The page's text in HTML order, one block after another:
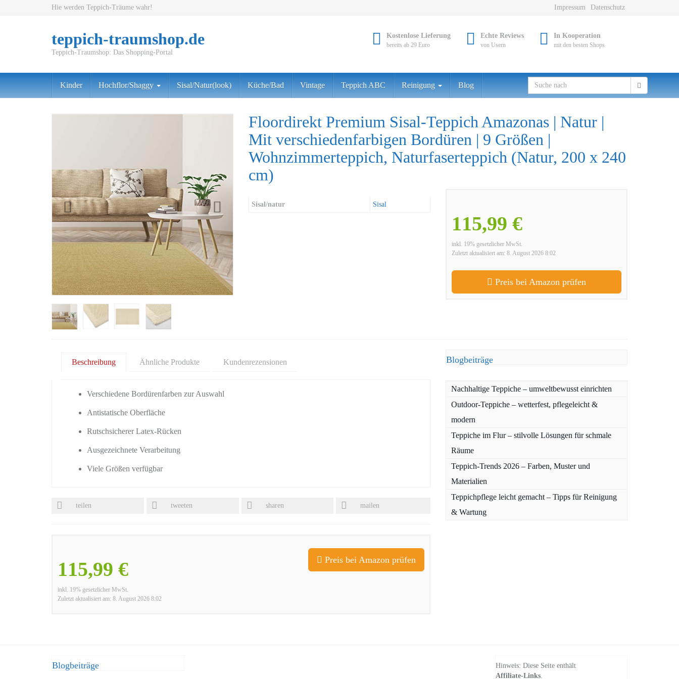
Hie werden Teppich-Träume wahr! Impressum Datenschutz
teppich-traumshop.de
Teppich-Traumshop: Das Shopping-Portal
Kostenlose Lieferung
bereits ab 29 Euro
Echte Reviews
von Usern
In Kooperation
mit den besten Shops
Kinder Hochflor/Shaggy Sisal/Natur(look) Küche/Bad Vintage Teppich ABC Reinigung Blog
Floordirekt Premium Sisal-Teppich Amazonas | Natur |
Mit verschiedenfarbigen Bordüren | 9 Größen |
Wohnzimmerteppich, Naturfaserteppich (Natur, 200 x 240
cm)
115,99 €
inkl. 19% gesetzlicher MwSt.
Zuletzt aktualisiert am: 8. August 2026 8:02
Preis bei Amazon prüfen
Sisal/natur Sisal
Beschreibung Ähnliche Produkte Kundenrezensionen
Verschiedene Bordürenfarben zur Auswahl
Antistatische Oberfläche
Rutschsicherer Latex-Rücken
Ausgezeichnete Verarbeitung
Viele Größen verfügbar
teilen tweeten sharen mailen
115,99 €
inkl. 19% gesetzlicher MwSt.
Zuletzt aktualisiert am: 8. August 2026 8:02
Preis bei Amazon prüfen
Blogbeiträge
Nachhaltige Teppiche – umweltbewusst einrichten
Outdoor-Teppiche – wetterfest, pflegeleicht &
modern
Teppiche im Flur – stilvolle Lösungen für schmale
Räume
Teppich-Trends 2026 – Farben, Muster und
Materialien
Teppichpflege leicht gemacht – Tipps für Reinigung
& Wartung
Blogbeiträge
Hinweis: Diese Seite enthält
Affiliate-Links.